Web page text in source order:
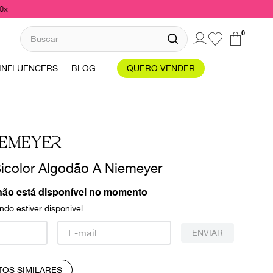
Buscar 0
INFLUENCERS BLOG QUERO VENDER
Algodão A Niemeyer
está disponível no momento
estiver disponível
ENVIAR
SIMILARES